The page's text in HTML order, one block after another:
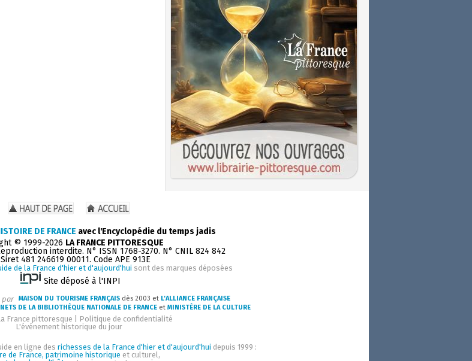
DE FRANCE avec l'Encyclopédie du temps jadis
© 1999-2026 LA FRANCE PITTORESQUE
interdite. N° ISSN 1768-3270. N° CNIL 824 842
481 246619 00011. Code APE 913E
de la France d'hier et d'aujourd'hui sont des marques déposées
Site déposé à l'INPI
par MAISON DU TOURISME FRANÇAIS dès 2003 et L'ALLIANCE FRANÇAISE
DE LA BIBLIOTHÈQUE NATIONALE DE FRANCEet MINISTÈRE DE LA CULTURE
France pittoresque
Politique de confidentialité
L'événement historique du jour
en ligne des richesses de la France d'hier et d'aujourd'hui depuis 1999 :
de France, patrimoine historique et culturel,